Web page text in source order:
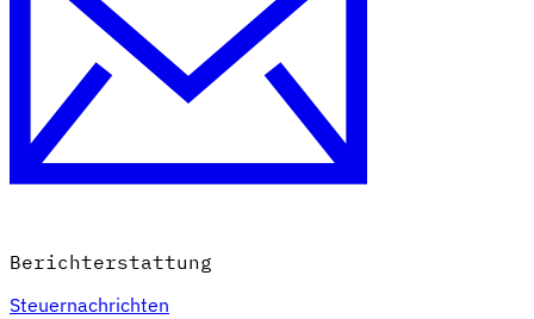
VAT für Anfänger
Indirekte Steuern 101
Berichterstattung
Steuernachrichten